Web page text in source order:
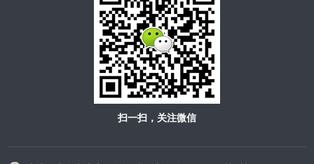
扫一扫，关注微信